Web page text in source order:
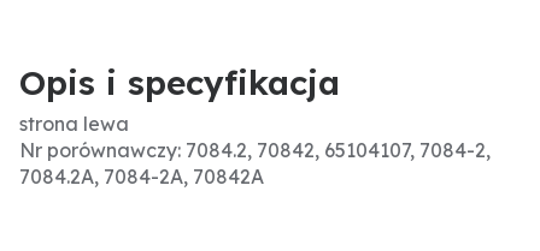
Opis i specyfikacja
strona lewa
Nr porównawczy: 7084.2, 70842, 65104107, 7084-2,
7084.2A, 7084-2A, 70842A